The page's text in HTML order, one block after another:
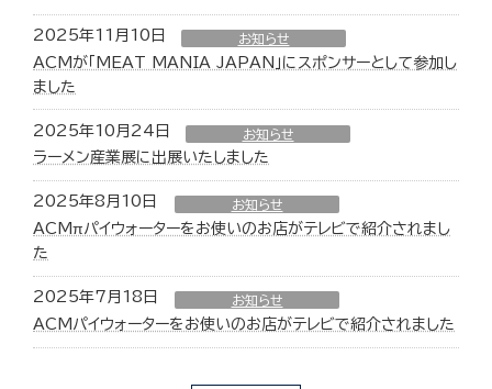
2025年11月10日 お知らせ
ACMが「MEAT MANIA JAPAN」にスポンサーとして参加し
ました
2025年10月24日 お知らせ
ラーメン産業展に出展いたしました
2025年8月10日 お知らせ
ACMπパイウォーターをお使いのお店がテレビで紹介されまし
た
2025年7月18日 お知らせ
ACMパイウォーターをお使いのお店がテレビで紹介されました